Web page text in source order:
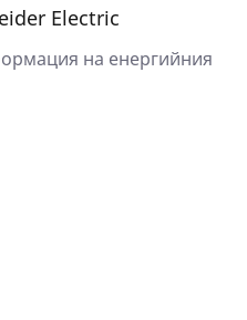
Electric
на енергийния